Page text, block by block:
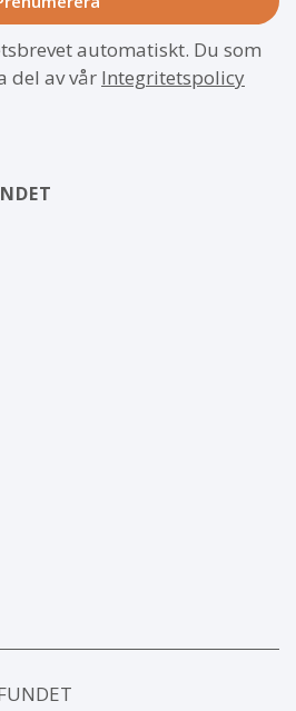
automatiskt. Du som
del av vår Integritetspolicy